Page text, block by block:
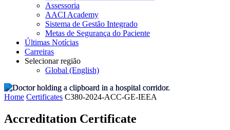
Assessoria
AACI Academy
Sistema de Gestão Integrado
Metas de Segurança do Paciente
Últimas Notícias
Carreiras
Selecionar região
Global (English)
Home Certificates C380-2024-ACC-GE-IEEA
Accreditation Certificate